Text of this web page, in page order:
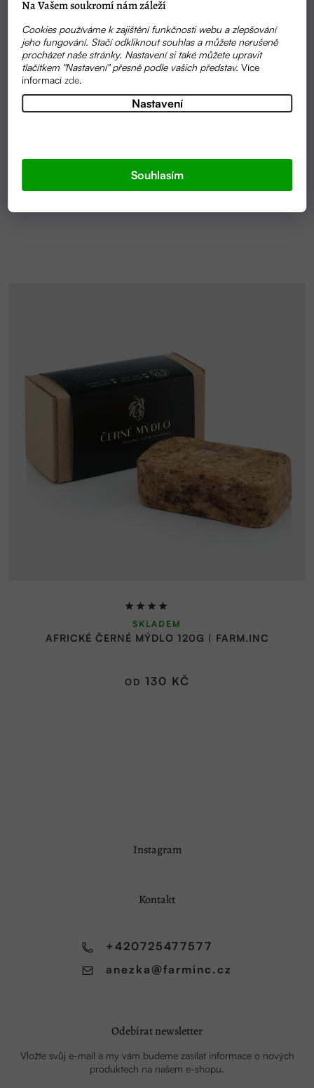
Na Vašem soukromí nám záleží
Cookies používáme k zajištění funkčnosti webu a zlepšování
jeho fungování. Stačí odkliknout souhlas a můžete nerušeně
procházet naše stránky. Nastavení si také můžete upravit
tlačítkem "Nastavení" přesně podle vašich představ.Více
informacízde.
Nastavení
Souhlasím
Průměrné
je
5,0
z
295 KČ
AFRICKÉ ČERNÉ MÝDLO 120G | FARM.INC
Průměrné
hodnocení
produktu
SKLADEM
OD 130 KČ
Instagram
Kontakt
anezka @farminc.cz
+420725477577
Odebírat newsletter
Vložte svůj e-mail a my vám budeme zasílat informace o nových
produktech na našem e-shopu.